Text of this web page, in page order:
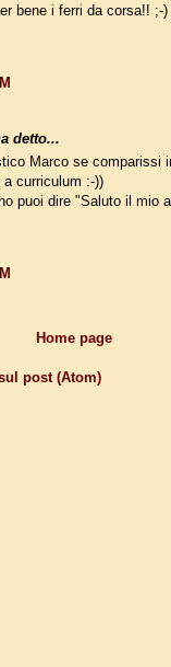
bene i ferri da corsa!! ;-)
detto...
Marco se comparissi
curriculum :-))
puoi dire "Saluto il mio
Home page
post (Atom)